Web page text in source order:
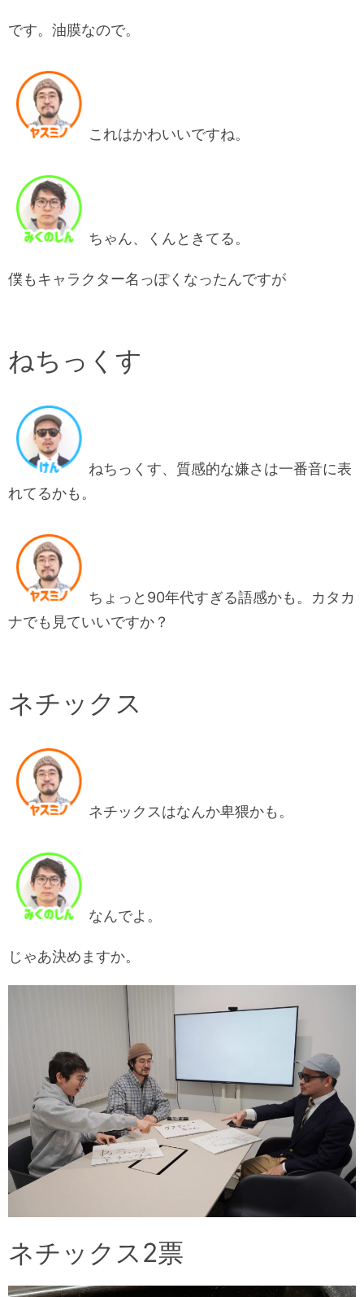
です。油膜なので。
これはかわいいですね。
ちゃん、くんときてる。
僕もキャラクター名っぽくなったんですが
ねちっくす
ねちっくす、質感的な嫌さは一番音に表
れてるかも。
ちょっと90年代すぎる語感かも。カタカ
ナでも見ていいですか？
ネチックス
ネチックスはなんか卑猥かも。
なんでよ。
じゃあ決めますか。
ネチックス2票